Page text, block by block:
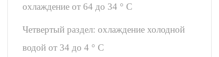
охлаждение от 64 до 34 ° C
Четвертый раздел: охлаждение холодной
водой от 34 до 4 ° С